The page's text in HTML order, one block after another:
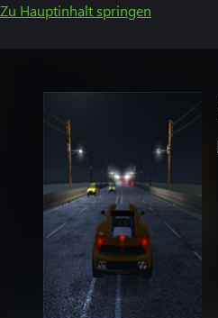
Zu Hauptinhalt springen